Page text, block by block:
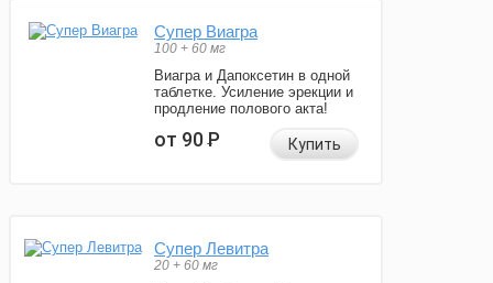
Супер Виагра
100 + 60 мг
Виагра и Дапоксетин в одной
таблетке. Усиление эрекции и
продление полового акта!
от 90Р Купить
Супер Левитра
20 + 60 мг